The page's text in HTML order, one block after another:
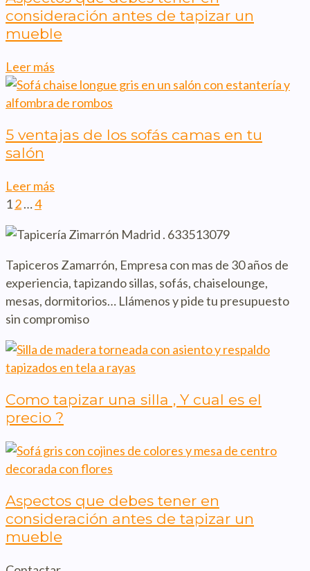
consideración antes de tapizar un
mueble
Leer más
5 ventajas de los sofás camas en tu
salón
Leer más
12…4
Tapiceros Zamarrón, Empresa con mas de 30 años de
experiencia, tapizando sillas, sofás, chaiselounge,
mesas, dormitorios… Llámenos y pide tu presupuesto
sin compromiso
Como tapizar una silla , Y cual es el
precio ?
Aspectos que debes tener en
consideración antes de tapizar un
mueble